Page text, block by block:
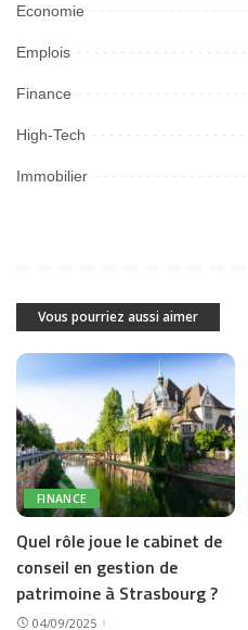
Economie
Emplois
Finance
High-Tech
Immobilier
Vous pourriez aussi aimer
FINANCE
Quel rôle joue le cabinet de
conseil en gestion de
patrimoine à Strasbourg ?
04/09/2025